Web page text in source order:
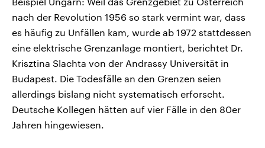
nach der Revolution 1956 so stark vermint war, dass
es häufig zu Unfällen kam, wurde ab 1972 stattdessen
eine elektrische Grenzanlage montiert, berichtet Dr.
Krisztina Slachta von der Andrassy Universität in
Budapest. Die Todesfälle an den Grenzen seien
allerdings bislang nicht systematisch erforscht.
Deutsche Kollegen hätten auf vier Fälle in den 80er
Jahren hingewiesen.